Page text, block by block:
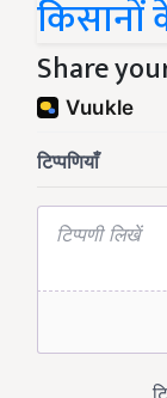
किसानों
Share